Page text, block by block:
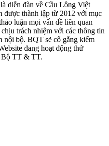
diễn đàn về Cầu Lông Việt
được thành lập từ 2012 với mục
luận mọi vấn đề liên quan
trách nhiệm với các thông tin
nội bộ. BQT sẽ cố gắng kiểm
đang hoạt động thử
Bộ TT & TT.